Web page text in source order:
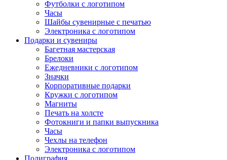
Футболки с логотипом
Часы
Шайбы сувенирные с печатью
Электроника с логотипом
Подарки и сувениры
Багетная мастерская
Брелоки
Ежедневники с логотипом
Значки
Корпоративные подарки
Кружки с логотипом
Магниты
Печать на холсте
Фотокниги и папки выпускника
Часы
Чехлы на телефон
Электроника с логотипом